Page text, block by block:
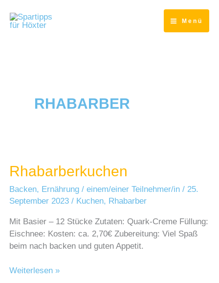
Inhalt
springen
Menü
RHABARBER
Rhabarberkuchen
Backen, Ernährung /einem/einer Teilnehmer/in/ 25.
September 2023/ Kuchen, Rhabarber
Mit Basier – 12 Stücke Zutaten: Quark-Creme Füllung:
Eischnee: Kosten: ca. 2,70€ Zubereitung: Viel Spaß
beim nach backen und guten Appetit.
Rhabarberkuchen
Weiterlesen »